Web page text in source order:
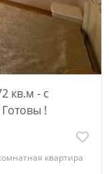
кв.м - с
!
квартира